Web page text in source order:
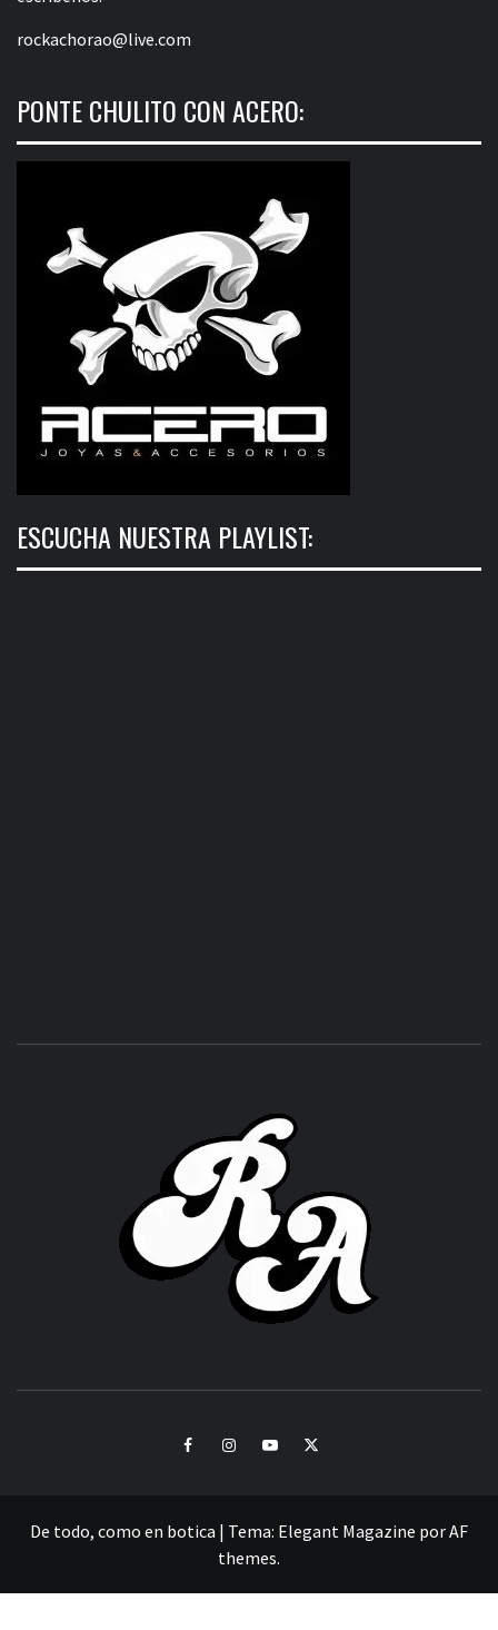
rockachorao@live.com
PONTE CHULITO CON ACERO:
ESCUCHA NUESTRA PLAYLIST:
FacebookInstagramYoutubeTwitter
De todo, como en botica | Tema: Elegant Magazine porAF
themes.